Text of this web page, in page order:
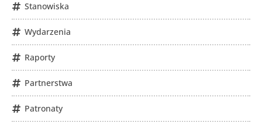
Stanowiska
Wydarzenia
Raporty
Partnerstwa
Patronaty